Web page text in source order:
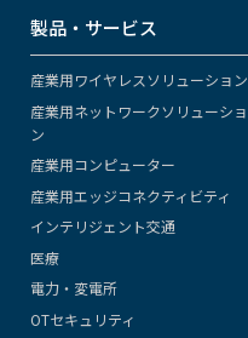
製品・サービス
産業用ワイヤレスソリューション
産業用ネットワークソリューショ
ン
産業用コンピューター
産業用エッジコネクティビティ
インテリジェント交通
医療
電力・変電所
OTセキュリティ